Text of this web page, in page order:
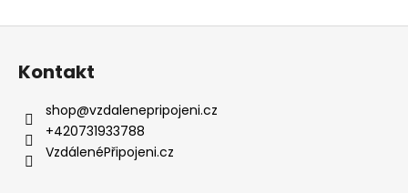
Z
Kontakt
shop@vzdalenepripojeni.cz
+420731933788
VzdálenéPřipojeni.cz